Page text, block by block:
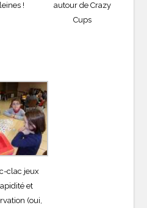
!
autour de Crazy
Cups
clac jeux
et
(oui,